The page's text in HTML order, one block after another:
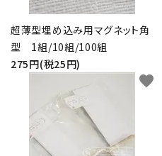
超薄型埋め込み用マグネット角
型 1組/10組/100組
275円(税25円)
favorite